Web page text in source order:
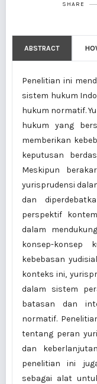
SHARE
ABSTRACT
Penelitian ini
sistem hukum
hukum normatif.
hukum yang
memberikan
keputusan
Meskipun
yurisprudensi
dan
perspektif
dalam
konsep-konsep
kebebasan
konteks ini,
dalam sistem
batasan dan
normatif.
tentang peran
dan
penelitian ini
sebagai alat